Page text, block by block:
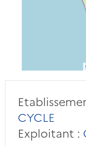
CYCLE
Exploitant :